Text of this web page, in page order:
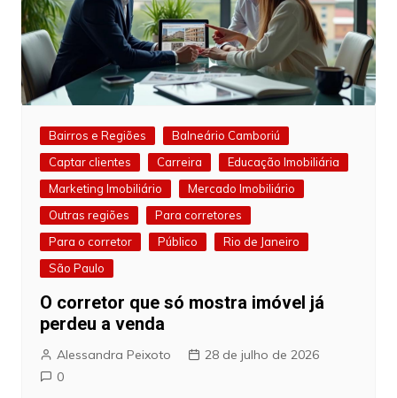
Bairros e Regiões
Balneário Camboriú
Captar clientes
Carreira
Educação Imobiliária
Marketing Imobiliário
Mercado Imobiliário
Outras regiões
Para corretores
Para o corretor
Público
Rio de Janeiro
São Paulo
O corretor que só mostra imóvel já
perdeu a venda
Alessandra Peixoto
28 de julho de 2026
0